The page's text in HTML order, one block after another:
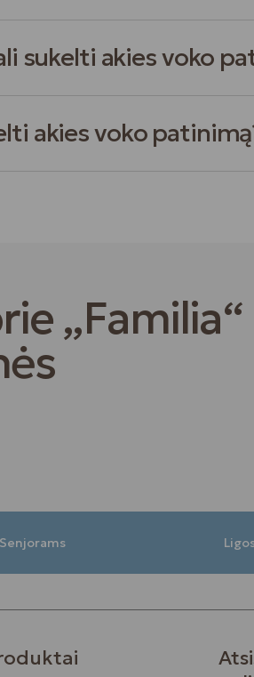
sukelti akies voko
akies voko
„Familia“
Senjorams